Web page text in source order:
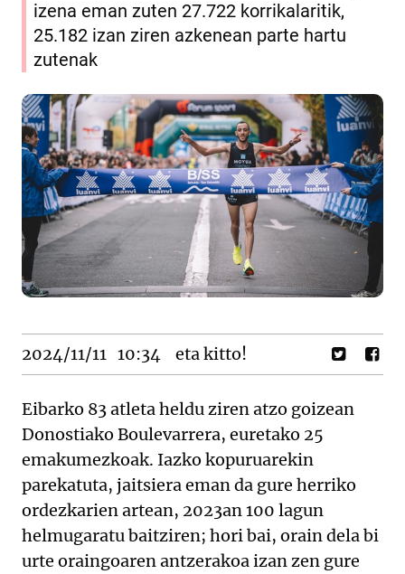
izena eman zuten 27.722 korrikalaritik,
25.182 izan ziren azkenean parte hartu
zutenak
2024/11/11 10:34 eta kitto!
Eibarko 83 atleta heldu ziren atzo goizean
Donostiako Boulevarrera, euretako 25
emakumezkoak. Iazko kopuruarekin
parekatuta, jaitsiera eman da gure herriko
ordezkarien artean, 2023an 100 lagun
helmugaratu baitziren; hori bai, orain dela bi
urte oraingoaren antzerakoa izan zen gure